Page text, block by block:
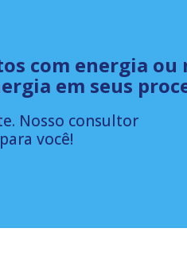
com energia ou
em seus
Nosso consultor
você!